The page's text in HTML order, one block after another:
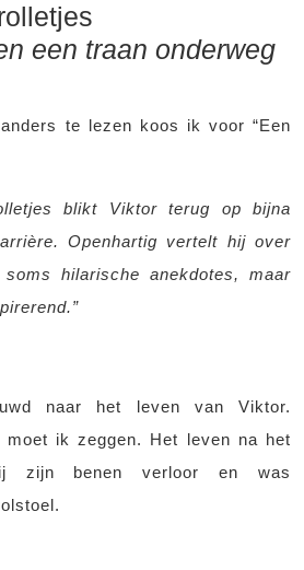
een traan onderweg
te lezen koos ik voor “Een
blikt Viktor terug op bijna
Openhartig vertelt hij over
hilarische anekdotes, maar
naar het leven van Viktor.
moet ik zeggen. Het leven na het
zijn benen verloor en was